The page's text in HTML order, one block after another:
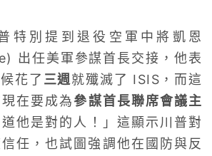
特別提到退役空軍中將凱恩
出任美軍參謀首長交接，他表
花了 三週就殲滅了 ISIS，而這
在要成為參謀首長聯席會議主
道他是對的人！」這顯示川普對
任，也試圖強調他在國防與反